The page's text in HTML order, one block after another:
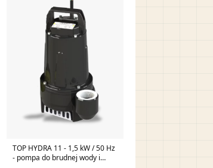
TOP HYDRA 11 - 1,5 kW / 50 Hz
- pompa do brudnej wody i